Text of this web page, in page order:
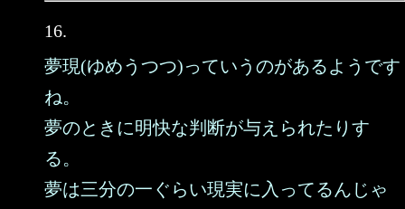
16.
夢現(ゆめうつつ)っていうのがあるようです
ね。
夢のときに明快な判断が与えられたりす
る。
夢は三分の一ぐらい現実に入ってるんじゃ